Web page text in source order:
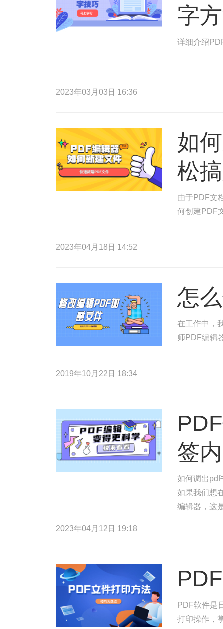
字
详细介绍
2023年03月03日 16:36
如
松
由于PDF文
何创建PDF
2023年04月18日 14:52
怎
在工作中，
师PDF编辑
2019年10月22日 18:34
签
如何调出pdf
如果我们想
编辑器，这
2023年04月12日 19:18
PDF软件是
打印操作，